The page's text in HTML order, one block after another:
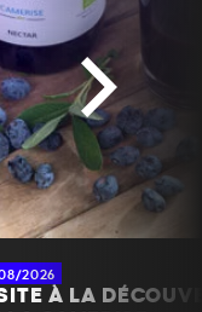
2026
À LA